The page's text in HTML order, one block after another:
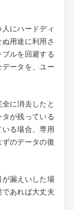
にハードディ
用途に利用さ
ルを回避する
ータを、ユー
に消去したと
が残っている
る場合、専用
のデータの復
漏えいした場
あれば大丈夫